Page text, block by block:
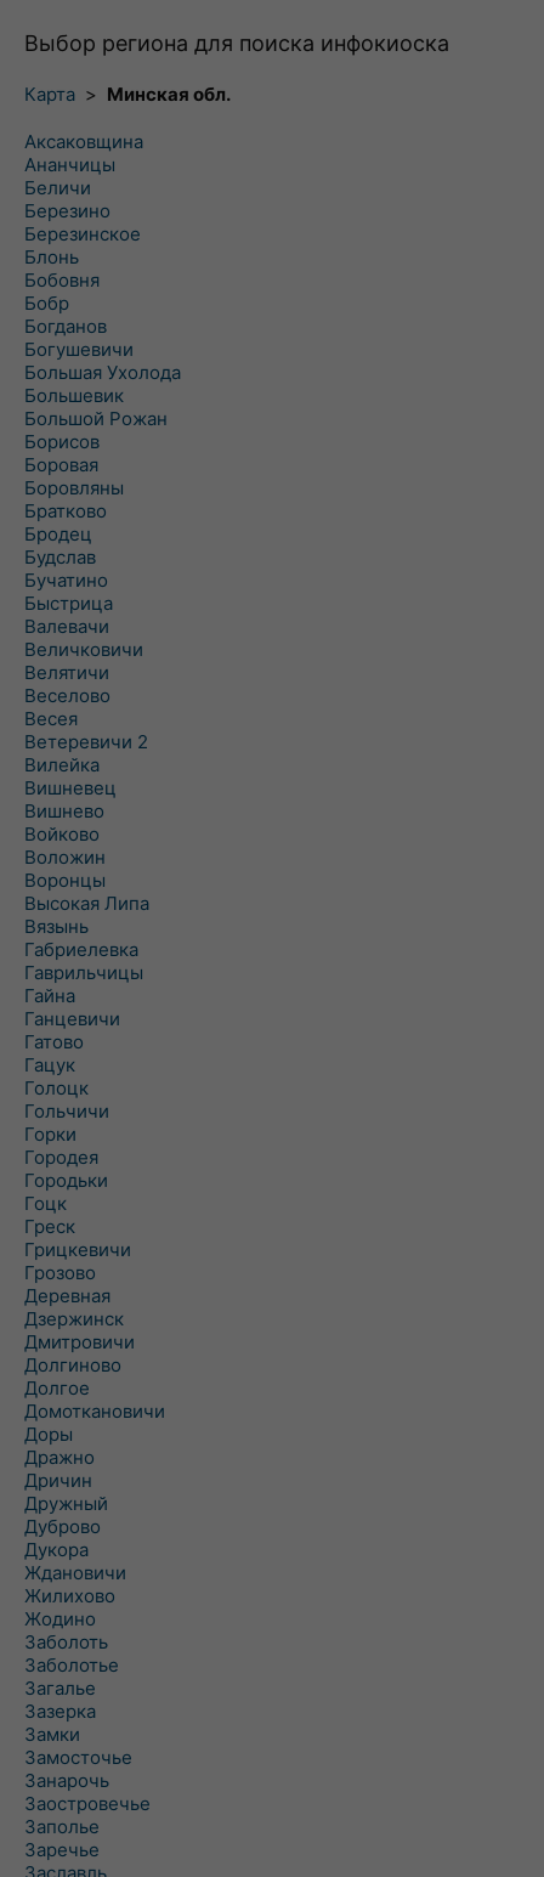
Выбор региона для поиска инфокиоска
Карта > Минская обл.
Аксаковщина
Ананчицы
Беличи
Березино
Березинское
Блонь
Бобовня
Бобр
Богданов
Богушевичи
Большая Ухолода
Большевик
Большой Рожан
Борисов
Боровая
Боровляны
Братково
Бродец
Будслав
Бучатино
Быстрица
Валевачи
Величковичи
Велятичи
Веселово
Весея
Ветеревичи 2
Вилейка
Вишневец
Вишнево
Войково
Воложин
Воронцы
Высокая Липа
Вязынь
Габриелевка
Гаврильчицы
Гайна
Ганцевичи
Гатово
Гацук
Голоцк
Гольчичи
Горки
Городея
Городьки
Гоцк
Греск
Грицкевичи
Грозово
Деревная
Дзержинск
Дмитровичи
Долгиново
Долгое
Домоткановичи
Доры
Дражно
Дричин
Дружный
Дуброво
Дукора
Ждановичи
Жилихово
Жодино
Заболоть
Заболотье
Загалье
Зазерка
Замки
Замосточье
Занарочь
Заостровечье
Заполье
Заречье